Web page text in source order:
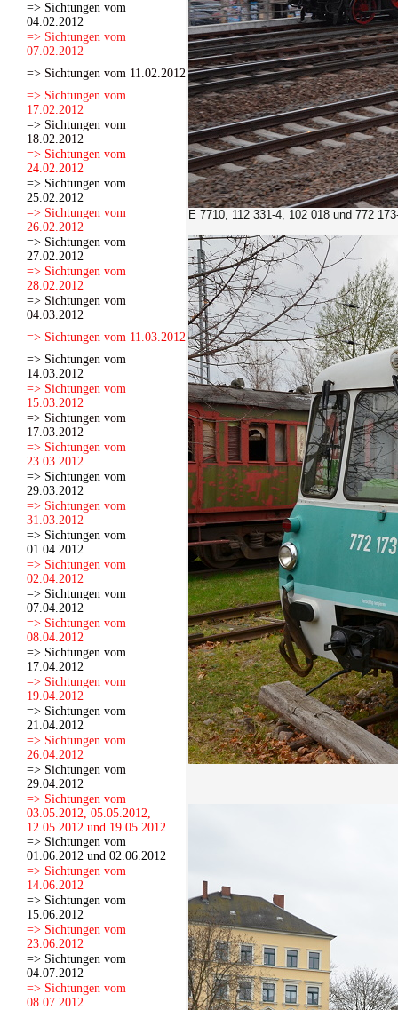
=> Sichtungen vom
04.02.2012
=> Sichtungen vom
07.02.2012
=> Sichtungen vom 11.02.2012
=> Sichtungen vom
17.02.2012
=> Sichtungen vom
18.02.2012
=> Sichtungen vom
24.02.2012
=> Sichtungen vom
25.02.2012
=> Sichtungen vom
26.02.2012
=> Sichtungen vom
27.02.2012
=> Sichtungen vom
28.02.2012
=> Sichtungen vom
04.03.2012
=> Sichtungen vom 11.03.2012
=> Sichtungen vom
14.03.2012
=> Sichtungen vom
15.03.2012
=> Sichtungen vom
17.03.2012
=> Sichtungen vom
23.03.2012
=> Sichtungen vom
29.03.2012
=> Sichtungen vom
31.03.2012
=> Sichtungen vom
01.04.2012
=> Sichtungen vom
02.04.2012
=> Sichtungen vom
07.04.2012
=> Sichtungen vom
08.04.2012
=> Sichtungen vom
17.04.2012
=> Sichtungen vom
19.04.2012
=> Sichtungen vom
21.04.2012
=> Sichtungen vom
26.04.2012
=> Sichtungen vom
29.04.2012
=> Sichtungen vom
03.05.2012, 05.05.2012,
12.05.2012 und 19.05.2012
=> Sichtungen vom
01.06.2012 und 02.06.2012
=> Sichtungen vom
14.06.2012
=> Sichtungen vom
15.06.2012
=> Sichtungen vom
23.06.2012
=> Sichtungen vom
04.07.2012
=> Sichtungen vom
08.07.2012
E 7710, 112 331-4, 102 018 und 772